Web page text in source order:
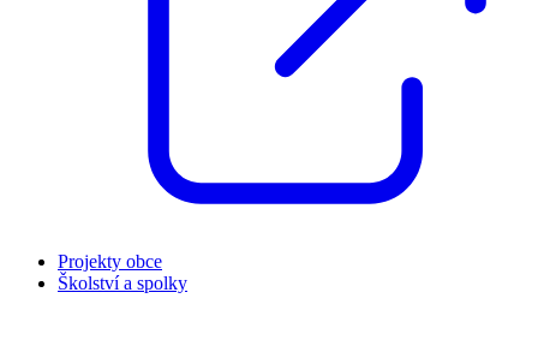
Projekty obce
Školství a spolky